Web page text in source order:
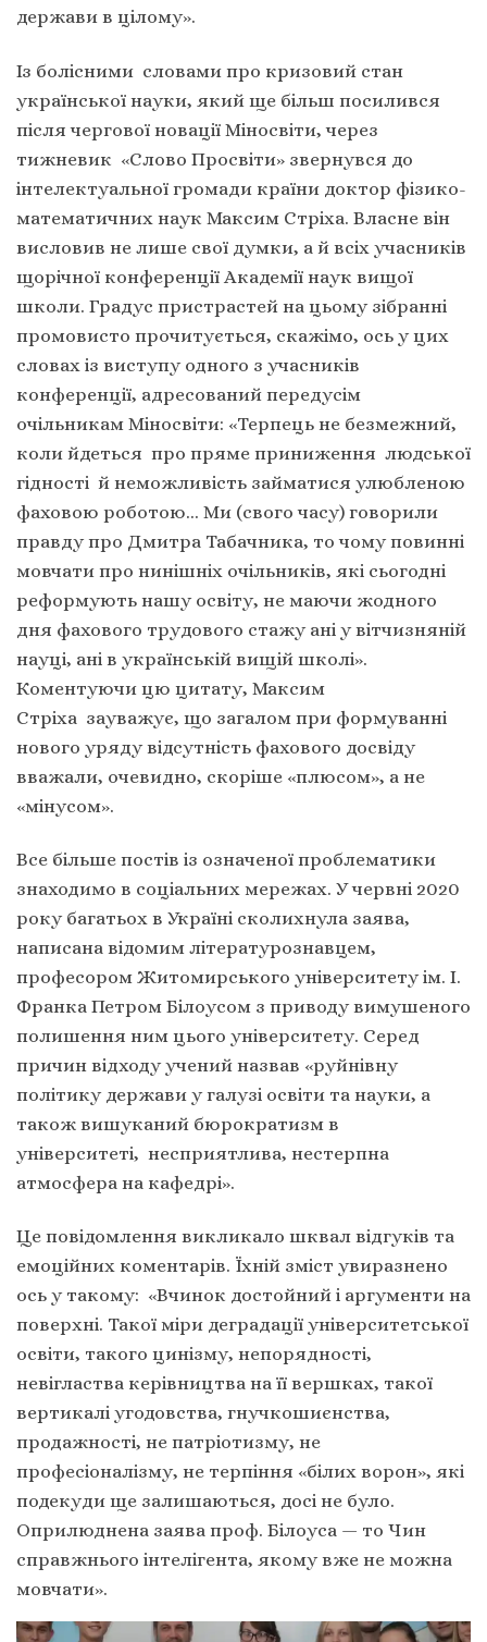
держави в цілому».
Із болісними словами про кризовий стан
української науки, який ще більш посилився
після чергової новації Міносвіти, через
тижневик «Слово Просвіти» звернувся до
інтелектуальної громади країни доктор фізико-
математичних наук Максим Стріха. Власне він
висловив не лише свої думки, а й всіх учасників
щорічної конференції Академії наук вищої
школи. Градус пристрастей на цьому зібранні
промовисто прочитується, скажімо, ось у цих
словах із виступу одного з учасників
конференції, адресований передусім
очільникам Міносвіти: «Терпець не безмежний,
коли йдеться про пряме приниження людської
гідності й неможливість займатися улюбленою
фаховою роботою… Ми (свого часу) говорили
правду про Дмитра Табачника, то чому повинні
мовчати про нинішніх очільників, які сьогодні
реформують нашу освіту, не маючи жодного
дня фахового трудового стажу ані у вітчизняній
науці, ані в українській вищій школі».
Коментуючи цю цитату, Максим
Стріха зауважує, що загалом при формуванні
нового уряду відсутність фахового досвіду
вважали, очевидно, скоріше «плюсом», а не
«мінусом».
Все більше постів із означеної проблематики
знаходимо в соціальних мережах. У червні 2020
року багатьох в Україні сколихнула заява,
написана відомим літературознавцем,
професором Житомирського університету ім. І.
Франка Петром Білоусом з приводу вимушеного
полишення ним цього університету. Серед
причин відходу учений назвав «руйнівну
політику держави у галузі освіти та науки, а
також вишуканий бюрократизм в
університеті, несприятлива, нестерпна
атмосфера на кафедрі».
Це повідомлення викликало шквал відгуків та
емоційних коментарів. Їхній зміст увиразнено
ось у такому: «Вчинок достойний і аргументи на
поверхні. Такої міри деградації університетської
освіти, такого цинізму, непорядності,
невігластва керівництва на її вершках, такої
вертикалі угодовства, гнучкошиєнства,
продажності, не патріотизму, не
професіоналізму, не терпіння «білих ворон», які
подекуди ще залишаються, досі не було.
Оприлюднена заява проф. Білоуса — то Чин
справжнього інтелігента, якому вже не можна
мовчати».